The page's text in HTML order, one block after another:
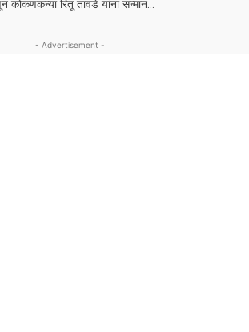
कोकणकन्या रितू तावडे यांना सन्मान...
- Advertisement -